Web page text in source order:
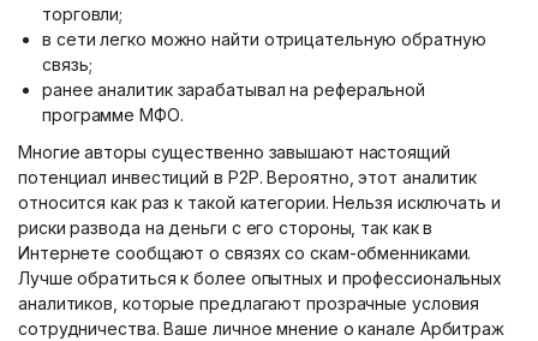
торговли;
в сети легко можно найти отрицательную обратную
связь;
ранее аналитик зарабатывал на реферальной
программе МФО.
Многие авторы существенно завышают настоящий
потенциал инвестиций в P2P. Вероятно, этот аналитик
относится как раз к такой категории. Нельзя исключать и
риски развода на деньги с его стороны, так как в
Интернете сообщают о связях со скам-обменниками.
Лучше обратиться к более опытных и профессиональных
аналитиков, которые предлагают прозрачные условия
сотрудничества. Ваше личное мнение о канале Арбитраж